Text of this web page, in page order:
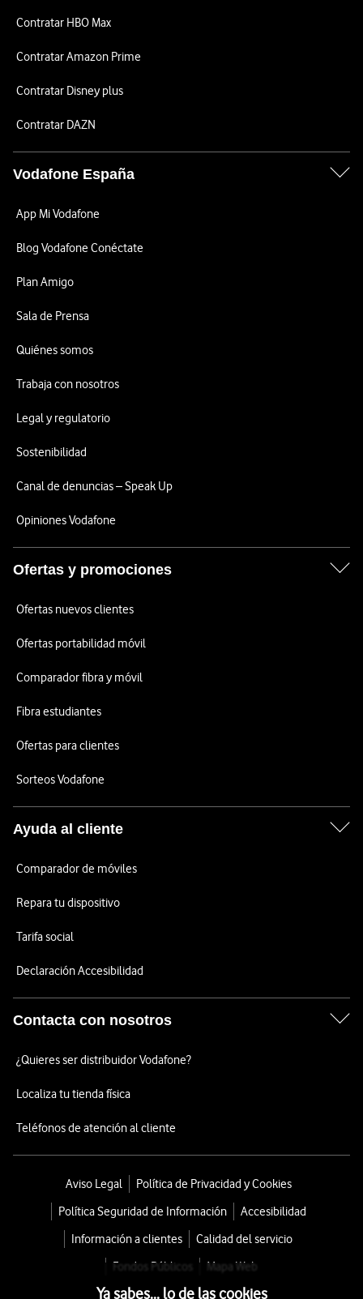
Contratar HBO Max
Contratar Amazon Prime
Contratar Disney plus
Contratar DAZN
Vodafone España
App Mi Vodafone
Blog Vodafone Conéctate
Plan Amigo
Sala de Prensa
Quiénes somos
Trabaja con nosotros
Legal y regulatorio
Sostenibilidad
Canal de denuncias – Speak Up
Opiniones Vodafone
Ofertas y promociones
Ofertas nuevos clientes
Ofertas portabilidad móvil
Comparador fibra y móvil
Fibra estudiantes
Ofertas para clientes
Sorteos Vodafone
Ayuda al cliente
Comparador de móviles
Repara tu dispositivo
Tarifa social
Declaración Accesibilidad
Contacta con nosotros
¿Quieres ser distribuidor Vodafone?
Localiza tu tienda física
Teléfonos de atención al cliente
Aviso Legal
Política de Privacidad y Cookies
Política Seguridad de Información
Accesibilidad
Información a clientes
Calidad del servicio
Fondos Públicos
Mapa Web
Ya sabes... lo de las cookies